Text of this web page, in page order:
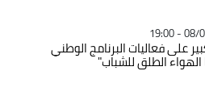
على فعاليات البرنامج الوطني
الطلق للشباب"